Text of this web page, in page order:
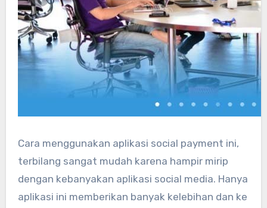
Cara menggunakan aplikasi social payment ini,
terbilang sangat mudah karena hampir mirip
dengan kebanyakan aplikasi social media. Hanya
aplikasi ini memberikan banyak kelebihan dan ke